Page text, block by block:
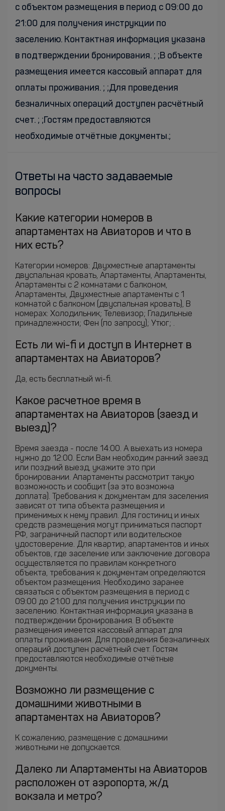
с объектом размещения в период с 09:00 до
21:00 для получения инструкции по
заселению. Контактная информация указана
в подтверждении бронирования. ; ;В объекте
размещения имеется кассовый аппарат для
оплаты проживания. ; ;Для проведения
безналичных операций доступен расчётный
счет. ; ;Гостям предоставляются
необходимые отчётные документы.;
Ответы на часто задаваемые
вопросы
Какие категории номеров в
апартаментах на Авиаторов и что в
них есть?
Категории номеров: Двухместные апартаменты
двуспальная кровать, Апартаменты, Апартаменты,
Апартаменты с 2 комнатами с балконом,
Апартаменты, Двухместные апартаменты c 1
комнатой с балконом (двуспальная кровать), В
номерах: Холодильник; Телевизор; Гладильные
принадлежности; Фен (по запросу); Утюг; .
Есть ли wi-fi и доступ в Интернет в
апартаментах на Авиаторов?
Да, есть бесплатный wi-fi.
Какое расчетное время в
апартаментах на Авиаторов (заезд и
выезд)?
Время заезда - после 14:00. А выехать из номера
нужно до 12:00. Если Вам необходим ранний заезд
или поздний выезд, укажите это при
бронировании. Апартаменты рассмотрит такую
возможность и сообщит (за это возможна
доплата). Требования к документам для заселения
зависят от типа объекта размещения и
применимых к нему правил. Для гостиниц и иных
средств размещения могут приниматься паспорт
РФ, заграничный паспорт или водительское
удостоверение. Для квартир, апартаментов и иных
объектов, где заселение или заключение договора
осуществляется по правилам конкретного
объекта, требования к документам определяются
объектом размещения. Необходимо заранее
связаться с объектом размещения в период с
09:00 до 21:00 для получения инструкции по
заселению. Контактная информация указана в
подтверждении бронирования. В объекте
размещения имеется кассовый аппарат для
оплаты проживания. Для проведения безналичных
операций доступен расчётный счет. Гостям
предоставляются необходимые отчётные
документы.
Возможно ли размещение с
домашними животными в
апартаментах на Авиаторов?
К сожалению, размещение с домашними
животными не допускается.
Далеко ли Апартаменты на Авиаторов
расположен от аэропорта, ж/д
вокзала и метро?